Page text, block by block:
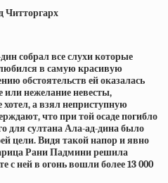
Читторгарх
собрал все слухи которые
в самую красивую
обстоятельств ей оказалась
нежелание невесты,
а взял неприступную
что при той осаде погибло
для султана Ала-ад-дина было
цели. Видя такой напор и явно
Рани Падмини решила
с ней в огонь вошли более 13 000